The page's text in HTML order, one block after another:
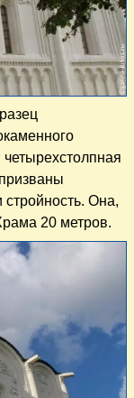
стройность. Она,
20 метров.